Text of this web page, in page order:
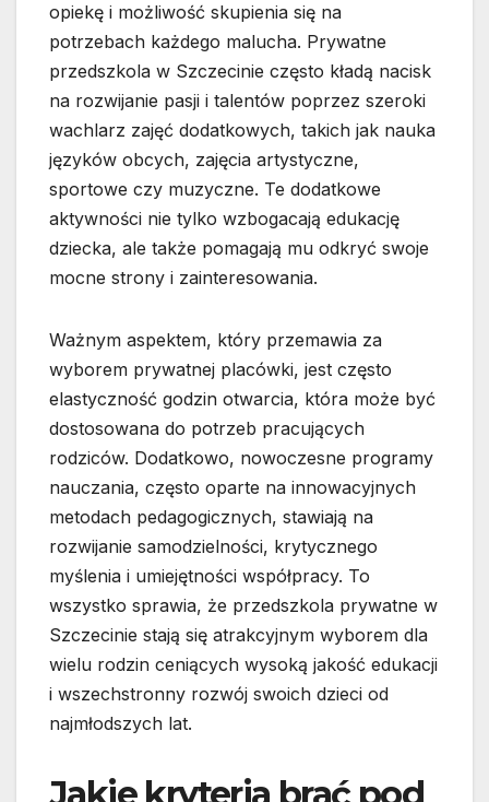
opiekę i możliwość skupienia się na
potrzebach każdego malucha. Prywatne
przedszkola w Szczecinie często kładą nacisk
na rozwijanie pasji i talentów poprzez szeroki
wachlarz zajęć dodatkowych, takich jak nauka
języków obcych, zajęcia artystyczne,
sportowe czy muzyczne. Te dodatkowe
aktywności nie tylko wzbogacają edukację
dziecka, ale także pomagają mu odkryć swoje
mocne strony i zainteresowania.
Ważnym aspektem, który przemawia za
wyborem prywatnej placówki, jest często
elastyczność godzin otwarcia, która może być
dostosowana do potrzeb pracujących
rodziców. Dodatkowo, nowoczesne programy
nauczania, często oparte na innowacyjnych
metodach pedagogicznych, stawiają na
rozwijanie samodzielności, krytycznego
myślenia i umiejętności współpracy. To
wszystko sprawia, że przedszkola prywatne w
Szczecinie stają się atrakcyjnym wyborem dla
wielu rodzin ceniących wysoką jakość edukacji
i wszechstronny rozwój swoich dzieci od
najmłodszych lat.